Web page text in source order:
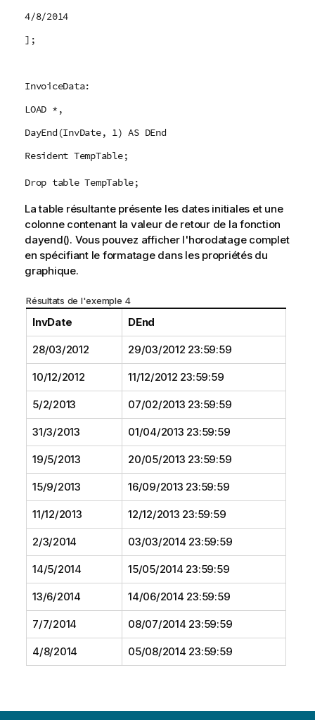
4/8/2014
];
InvoiceData:
LOAD *,
DayEnd(InvDate, 1) AS DEnd
Resident TempTable;
Drop table TempTable;
La table résultante présente les dates initiales et une
colonne contenant la valeur de retour de la fonction
dayend(). Vous pouvez afficher l'horodatage complet
en spécifiant le formatage dans les propriétés du
graphique.
Résultats de l'exemple 4
InvDate DEnd
28/03/2012 29/03/2012 23:59:59
10/12/2012 11/12/2012 23:59:59
5/2/2013 07/02/2013 23:59:59
31/3/2013 01/04/2013 23:59:59
19/5/2013 20/05/2013 23:59:59
15/9/2013 16/09/2013 23:59:59
11/12/2013 12/12/2013 23:59:59
2/3/2014 03/03/2014 23:59:59
14/5/2014 15/05/2014 23:59:59
13/6/2014 14/06/2014 23:59:59
7/7/2014 08/07/2014 23:59:59
4/8/2014 05/08/2014 23:59:59